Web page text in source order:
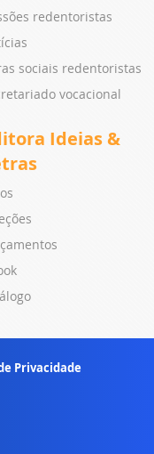
redentoristas
sociais redentoristas
vocacional
Ideias &
Privacidade